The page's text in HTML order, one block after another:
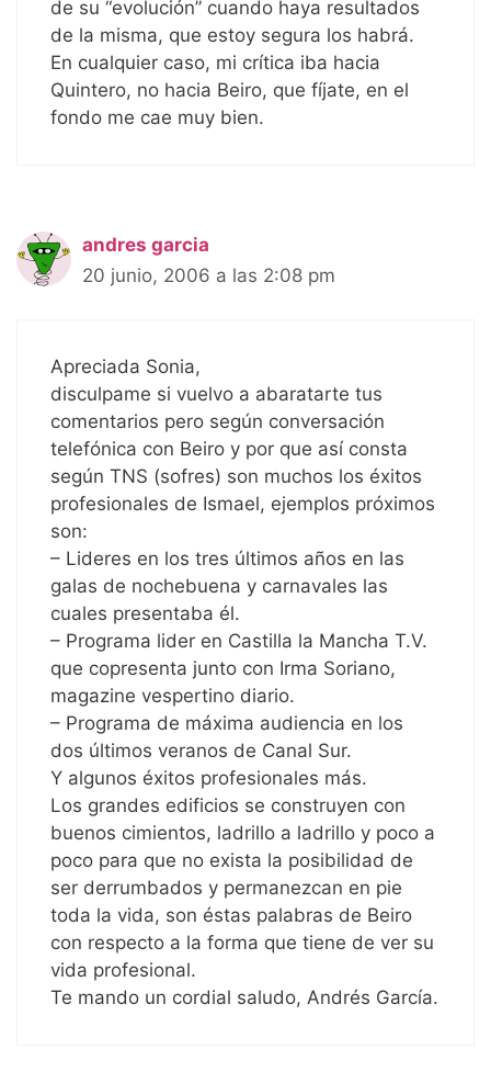
de su “evolución” cuando haya resultados
de la misma, que estoy segura los habrá.
En cualquier caso, mi crítica iba hacia
Quintero, no hacia Beiro, que fíjate, en el
fondo me cae muy bien.
andres garcia
20 junio, 2006 a las 2:08 pm
Apreciada Sonia,
disculpame si vuelvo a abaratarte tus
comentarios pero según conversación
telefónica con Beiro y por que así consta
según TNS (sofres) son muchos los éxitos
profesionales de Ismael, ejemplos próximos
son:
– Lideres en los tres últimos años en las
galas de nochebuena y carnavales las
cuales presentaba él.
– Programa lider en Castilla la Mancha T.V.
que copresenta junto con Irma Soriano,
magazine vespertino diario.
– Programa de máxima audiencia en los
dos últimos veranos de Canal Sur.
Y algunos éxitos profesionales más.
Los grandes edificios se construyen con
buenos cimientos, ladrillo a ladrillo y poco a
poco para que no exista la posibilidad de
ser derrumbados y permanezcan en pie
toda la vida, son éstas palabras de Beiro
con respecto a la forma que tiene de ver su
vida profesional.
Te mando un cordial saludo, Andrés García.